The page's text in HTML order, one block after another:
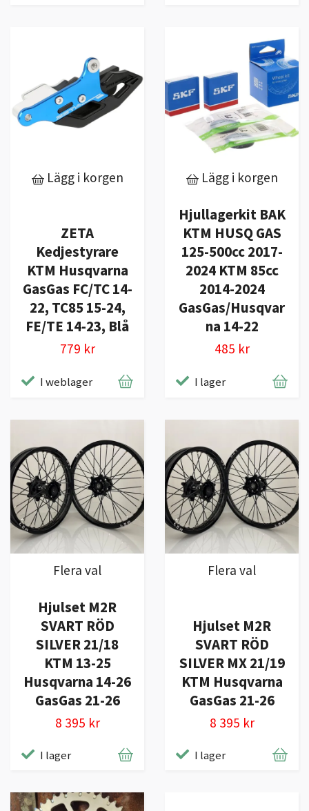
Lägg i korgen
ZETA
Kedjestyrare
KTM Husqvarna
GasGas FC/TC 14-
22, TC85 15-24,
FE/TE 14-23, Blå
779 kr
I weblager
Lägg i korgen
Hjullagerkit BAK
KTM HUSQ GAS
125-500cc 2017-
2024 KTM 85cc
2014-2024
GasGas/Husqvar
na 14-22
485 kr
I lager
Flera val
Hjulset M2R
SVART RÖD
SILVER 21/18
KTM 13-25
Husqvarna 14-26
GasGas 21-26
8 395 kr
I lager
Flera val
Hjulset M2R
SVART RÖD
SILVER MX 21/19
KTM Husqvarna
GasGas 21-26
8 395 kr
I lager